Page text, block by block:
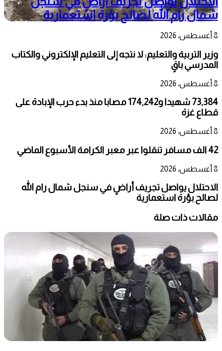
شمال رام الله لصالح بؤرة استعمارية
8 أغسطس، 2026
وزير التربية والتعليم: لا نتجه إلى التعليم الإلكتروني والكتاب
المدرسي باقٍ
8 أغسطس، 2026
73,384 شهيدا و174,242 مصابا منذ بدء حرب الإبادة على
قطاع غزة
8 أغسطس، 2026
42 الف مسافر تنقلوا عبر معبر الكرامة الأسبوع الماضي
8 أغسطس، 2026
الاحتلال يواصل تجريف أراضٍ في سنجل شمال رام الله
لصالح بؤرة استعمارية
مقالات ذات صلة